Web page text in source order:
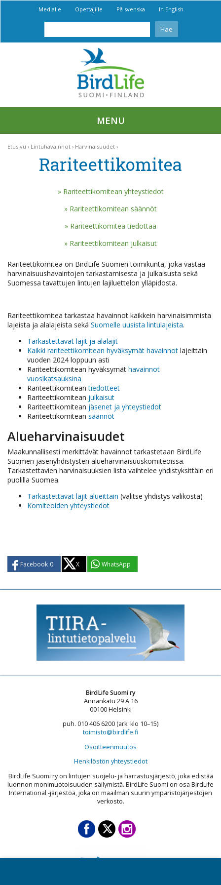
Medialle Opettajille På svenska In English
MENU
Etusivu Lintuhavainnot Harvinaisuudet
Rariteettikomitea
Rariteettikomitean yhteystiedot
Rariteettikomitean säännöt
Rariteettikomitea tiedottaa
Rariteettikomitean julkaisut
Rariteettikomitea on BirdLife Suomen toimikunta, joka vastaa
harvinaisuushavaintojen tarkastamisesta ja julkaisusta sekä
Suomessa tavattujen lintujen lajiluettelon ylläpidosta.
Rariteettikomitea tarkastaa havainnot kaikkein harvinaisimmista
lajeista ja alalajeista sekä Suomelle uusista lintulajeista.
Tarkastettavat lajit ja alalajit
Kaikki rariteettikomitean hyväksymät havainnot lajeittain
vuoden 2024 loppuun asti
Rariteettikomitean hyväksymät havainnot
vuosikatsauksina
Rariteettikomiteantiedotteet
Rariteettikomitean julkaisut
Rariteettikomitean jäsenet ja yhteystiedot
Rariteettikomitean säännöt
Alueharvinaisuudet
Maakunnallisesti merkittävät havainnot tarkastetaan BirdLife
Suomen jäsenyhdistysten alueharvinaisuuskomiteoissa.
Tarkastettavien harvinaisuuksien lista vaihtelee yhdistyksittäin eri
puolilla Suomea.
Tarkastettavat lajit alueittain (valitse yhdistys valikosta)
Komiteoiden yhteystiedot
Facebook 0 X WhatsApp
BirdLife Suomi ry
Annankatu 29 A 16
00100 Helsinki
puh. 010 406 6200 (ark. klo 10–15)
toimisto@birdlife.fi
Osoitteenmuutos
Henkilöstön yhteystiedot
BirdLife Suomi ry on lintujen suojelu- ja harrastusjärjestö, joka edistää
luonnon monimuotoisuuden säilymistä. BirdLife Suomi on osa BirdLife
International -järjestöä, joka on maailman suurin ympäristöjärjestöjen
verkosto.